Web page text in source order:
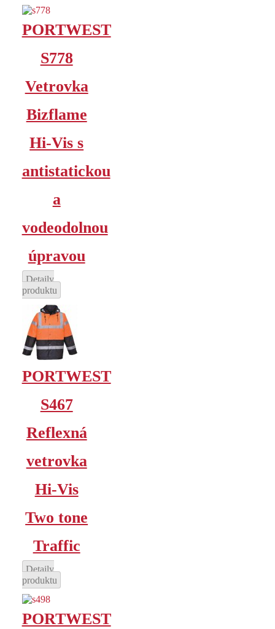
PORTWEST
S778
Vetrovka
Bizflame
Hi-Vis s
antistatickou
a
vodeodolnou
úpravou
Detaily
produktu
PORTWEST
S467
Reflexná
vetrovka
Hi-Vis
Two tone
Traffic
Detaily
produktu
PORTWEST